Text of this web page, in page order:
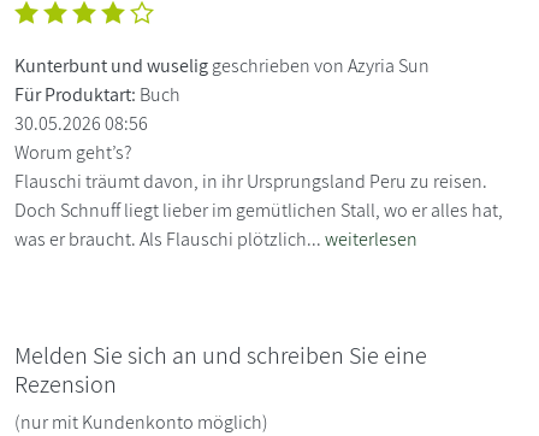
Kunterbunt und wuseliggeschrieben von Azyria Sun
Für Produktart: Buch
30.05.2026 08:56
Worum geht’s?
Flauschi träumt davon, in ihr Ursprungsland Peru zu reisen.
Doch Schnuff liegt lieber im gemütlichen Stall, wo er alles hat,
was er braucht. Als Flauschi plötzlich...weiterlesen
Melden Sie sich an und schreiben Sie eine
Rezension
(nur mit Kundenkonto möglich)